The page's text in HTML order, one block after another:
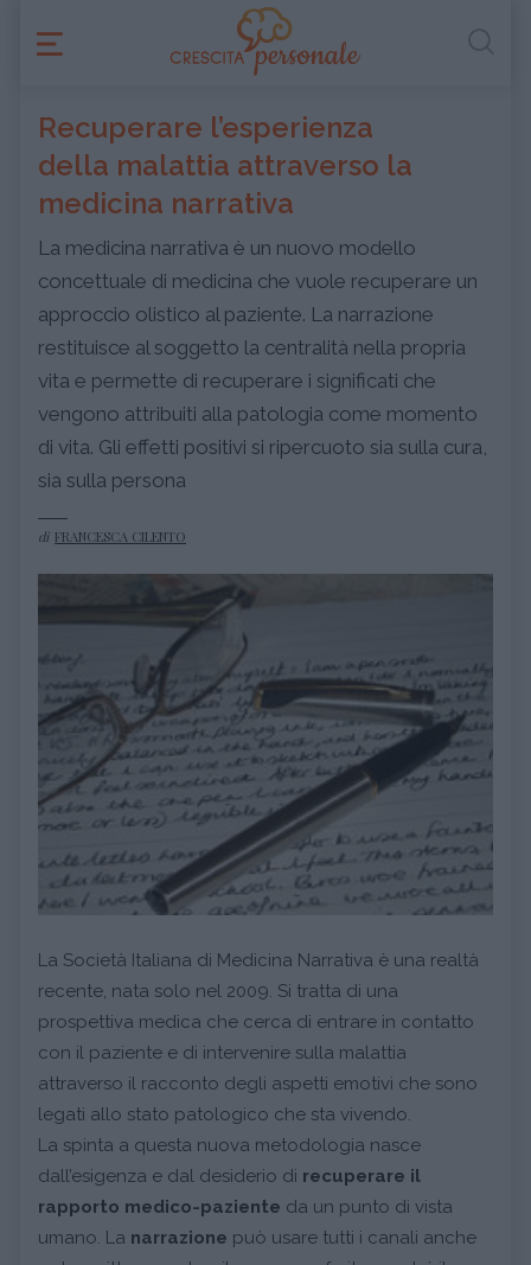
Recuperare l’esperienza
della malattia attraverso la
medicina narrativa
La medicina narrativa è un nuovo modello
concettuale di medicina che vuole recuperare un
approccio olistico al paziente. La narrazione
restituisce al soggetto la centralità nella propria
vita e permette di recuperare i significati che
vengono attribuiti alla patologia come momento
di vita. Gli effetti positivi si ripercuoto sia sulla cura,
sia sulla persona
di FRANCESCA CILENTO
La Società Italiana di Medicina Narrativa è una realtà
recente, nata solo nel 2009. Si tratta di una
prospettiva medica che cerca di entrare in contatto
con il paziente e di intervenire sulla malattia
attraverso il racconto degli aspetti emotivi che sono
legati allo stato patologico che sta vivendo.
La spinta a questa nuova metodologia nasce
dall’esigenza e dal desiderio di recuperare il
rapporto medico-paziente da un punto di vista
umano. La narrazione può usare tutti i canali anche